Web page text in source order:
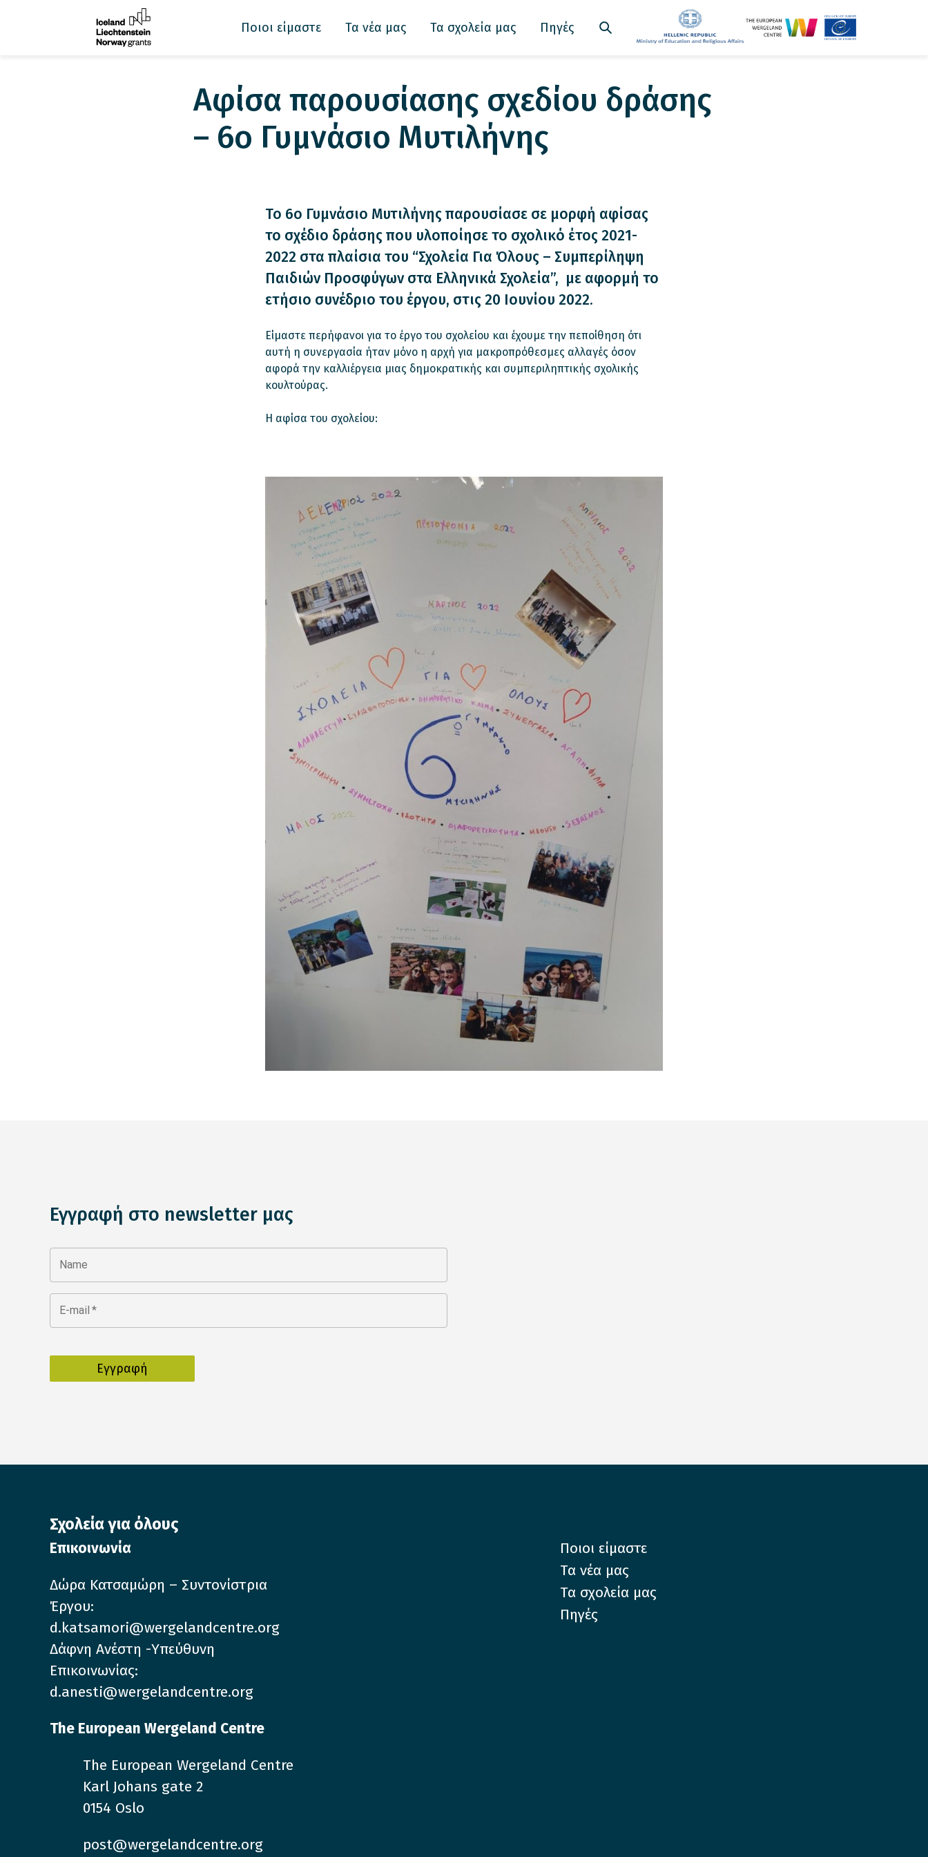
Ποιοι είμαστε Τα νέα μας Τα σχολεία μας Πηγές
Aφίσα παρουσίασης σχεδίου δράσης
– 6ο Γυμνάσιο Μυτιλήνης
Το 6ο Γυμνάσιο Μυτιλήνης παρουσίασε σε μορφή αφίσας
το σχέδιο δράσης που υλοποίησε το σχολικό έτος 2021-
2022 στα πλαίσια του “Σχολεία Για Όλους – Συμπερίληψη
Παιδιών Προσφύγων στα Ελληνικά Σχολεία”, με αφορμή το
ετήσιο συνέδριο του έργου, στις 20 Ιουνίου 2022.
Είμαστε περήφανοι για το έργο του σχολείου και έχουμε την πεποίθηση ότι
αυτή η συνεργασία ήταν μόνο η αρχή για μακροπρόθεσμες αλλαγές όσον
αφορά την καλλιέργεια μιας δημοκρατικής και συμπεριληπτικής σχολικής
κουλτούρας.
Η αφίσα του σχολείου:
Εγγραφή στο newsletter μας
Name
E-mail *
Σχολεία για όλους
Επικοινωνία
Δώρα Κατσαμώρη – Συντονίστρια
Έργου:
d.katsamori@wergelandcentre.org
Δάφνη Ανέστη -Υπεύθυνη
Επικοινωνίας:
d.anesti@wergelandcentre.org
The European Wergeland Centre
The European Wergeland Centre
Karl Johans gate 2
0154 Oslo
post@wergelandcentre.org
Ποιοι είμαστε
Τα νέα μας
Τα σχολεία μας
Πηγές